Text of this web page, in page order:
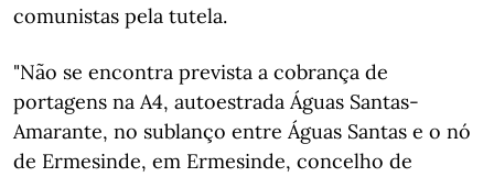
comunistas pela tutela.
"Não se encontra prevista a cobrança de
portagens na A4, autoestrada Águas Santas-
Amarante, no sublanço entre Águas Santas e o nó
de Ermesinde, em Ermesinde, concelho de